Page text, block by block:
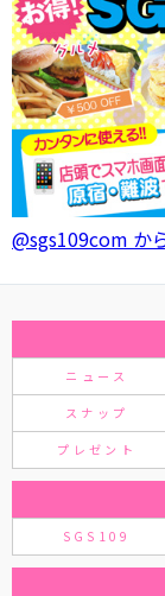
@sgs109com か
ニュース
スナップ
プレゼント
SGS109